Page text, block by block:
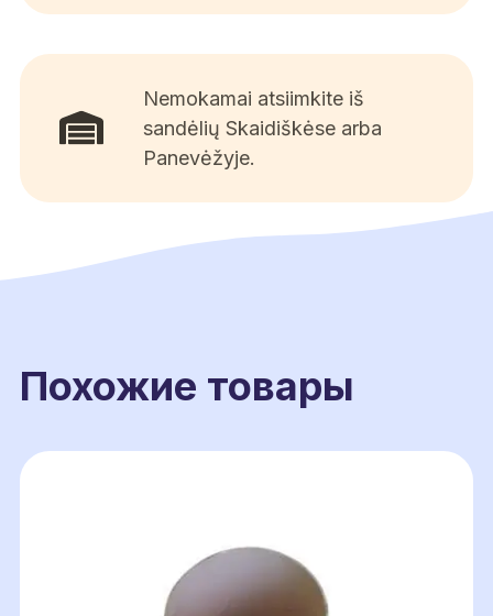
Nemokamai atsiimkite iš
sandėlių Skaidiškėse arba
Panevėžyje.
Похожие товары